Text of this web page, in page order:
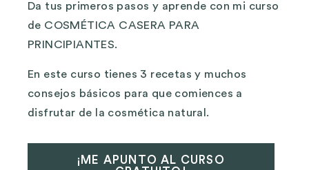
Da tus primeros pasos y aprende con mi curso
de COSMÉTICA CASERA PARA
PRINCIPIANTES.
En este curso tienes 3 recetas y muchos
consejos básicos para que comiences a
disfrutar de la cosmética natural.
¡ME APUNTO AL CURSO